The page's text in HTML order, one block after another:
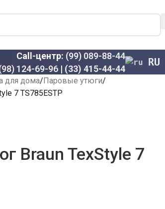
Call-центр: (99) 089-88-44
124-69-96 | (33) 415-44-44
RU
для дома Паровые утюги
7 TS785ESTP
Braun TexStyle 7